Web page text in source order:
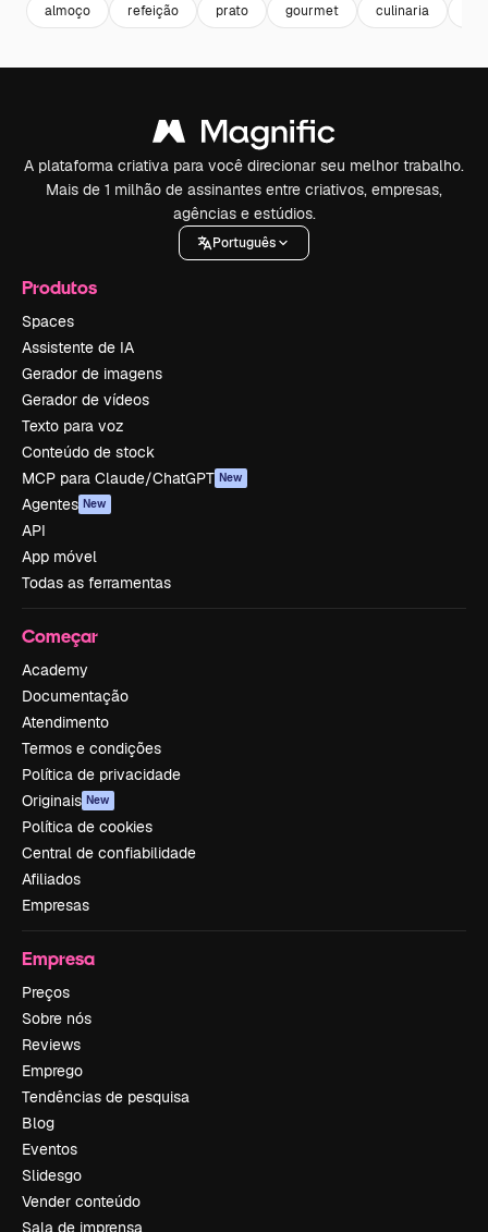
almoço refeição prato gourmet culinaria
A plataforma criativa para você direcionar seu melhor trabalho.
Mais de 1 milhão de assinantes entre criativos, empresas,
agências e estúdios.
Português
Produtos
Spaces
Assistente de IA
Gerador de imagens
Gerador de vídeos
Texto para voz
Conteúdo de stock
MCP para Claude/ChatGPT New
Agentes New
API
App móvel
Todas as ferramentas
Começar
Academy
Documentação
Atendimento
Termos e condições
Política de privacidade
Originais New
Política de cookies
Central de confiabilidade
Afiliados
Empresas
Empresa
Preços
Sobre nós
Reviews
Emprego
Tendências de pesquisa
Blog
Eventos
Slidesgo
Vender conteúdo
Sala de imprensa